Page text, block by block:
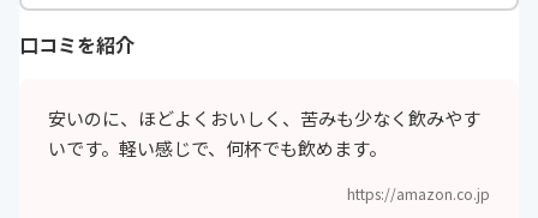
口コミを紹介
安いのに、ほどよくおいしく、苦みも少なく飲みやす
いです。軽い感じで、何杯でも飲めます。
https://amazon.co.jp